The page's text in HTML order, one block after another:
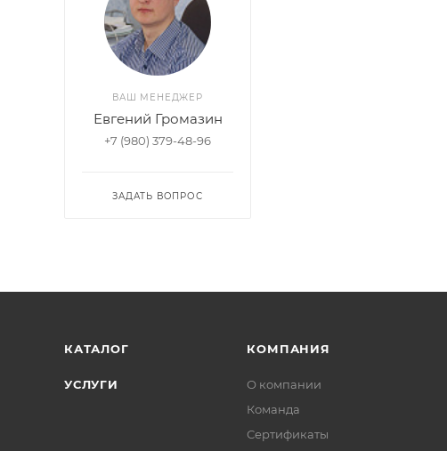
ВАШ МЕНЕДЖЕР
Евгений Громазин
+7 (980) 379-48-96
ЗАДАТЬ ВОПРОС
КАТАЛОГ
УСЛУГИ
КОМПАНИЯ
О компании
Команда
Сертификаты